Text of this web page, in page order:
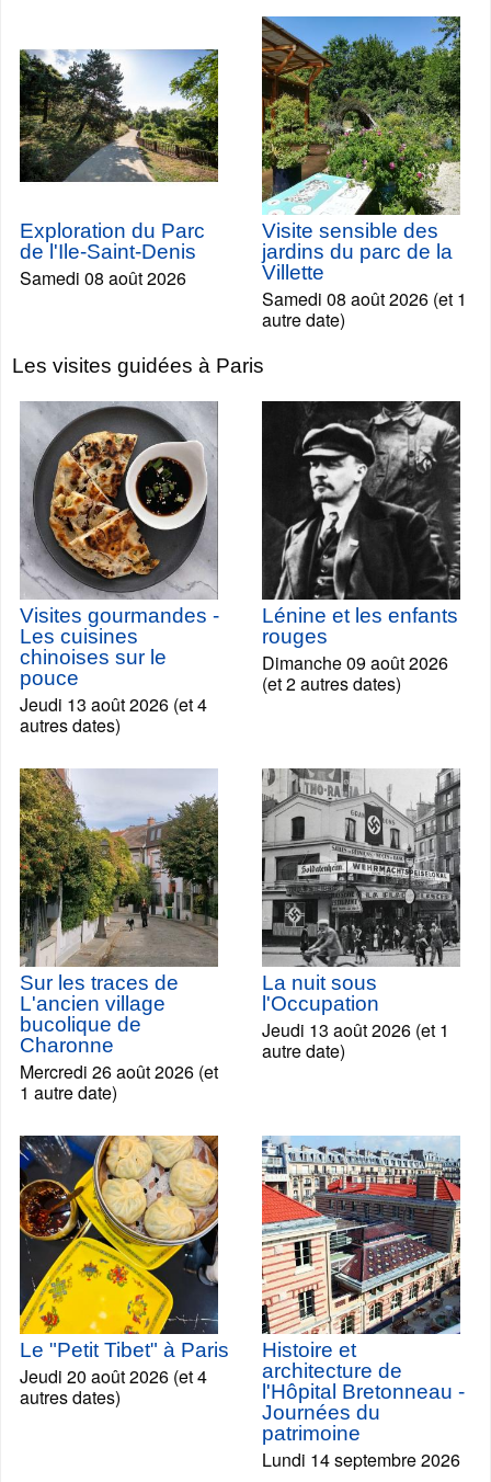
Exploration du Parc
de l'Ile-Saint-Denis
Samedi 08 août 2026
Visite sensible des
jardins du parc de la
Villette
Samedi 08 août 2026 (et 1
autre date)
Les visites guidées à Paris
Visites gourmandes -
Les cuisines
chinoises sur le
pouce
Jeudi 13 août 2026 (et 4
autres dates)
Lénine et les enfants
rouges
Dimanche 09 août 2026
(et 2 autres dates)
Sur les traces de
L'ancien village
bucolique de
Charonne
Mercredi 26 août 2026 (et
1 autre date)
La nuit sous
l'Occupation
Jeudi 13 août 2026 (et 1
autre date)
Le "Petit Tibet" à Paris
Jeudi 20 août 2026 (et 4
autres dates)
Histoire et
architecture de
l'Hôpital Bretonneau -
Journées du
patrimoine
Lundi 14 septembre 2026